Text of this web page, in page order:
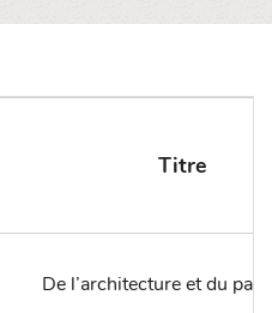
Titre
De l’architecture et du